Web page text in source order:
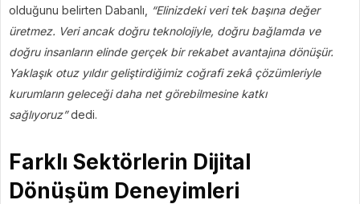
olduğunu belirten Dabanlı,
“Elinizdeki veri tek başına değer
üretmez. Veri ancak doğru teknolojiyle, doğru bağlamda ve
doğru insanların elinde gerçek bir rekabet avantajına dönüşür.
Yaklaşık otuz yıldır geliştirdiğimiz coğrafi zekâ çözümleriyle
kurumların geleceği daha net görebilmesine katkı
sağlıyoruz”dedi.
Farklı Sektörlerin Dijital
Dönüşüm Deneyimleri